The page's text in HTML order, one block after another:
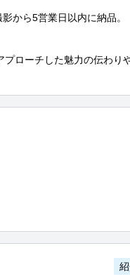
から5営業日以内に納品。
ローチした魅力の伝わり